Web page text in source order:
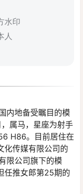
水印
人
内地备受瞩目的模
属马，星座为射手
H86。目前居住在
化传媒有限公司的
限公司旗下的模
任推女郎第25期的